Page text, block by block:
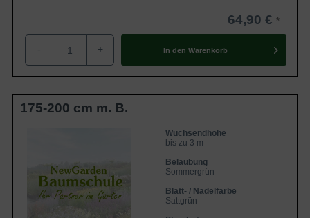
64,90 €
- + In den Warenkorb
175-200 cm m. B.
Wuchsendhöhe
bis zu 3 m
Belaubung
Sommergrün
Blatt- / Nadelfarbe
Sattgrün